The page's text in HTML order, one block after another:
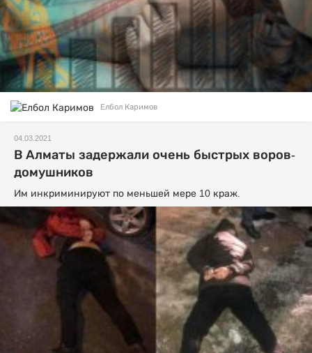
Елбол Каримов
04.03.2021
В Алматы задержали очень быстрых воров-
домушников
Им инкриминируют по меньшей мере 10 краж.